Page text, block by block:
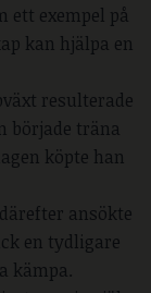
ett exempel på
kan hjälpa en
resulterade
började träna
köpte han
ansökte
en tydligare
kämpa.